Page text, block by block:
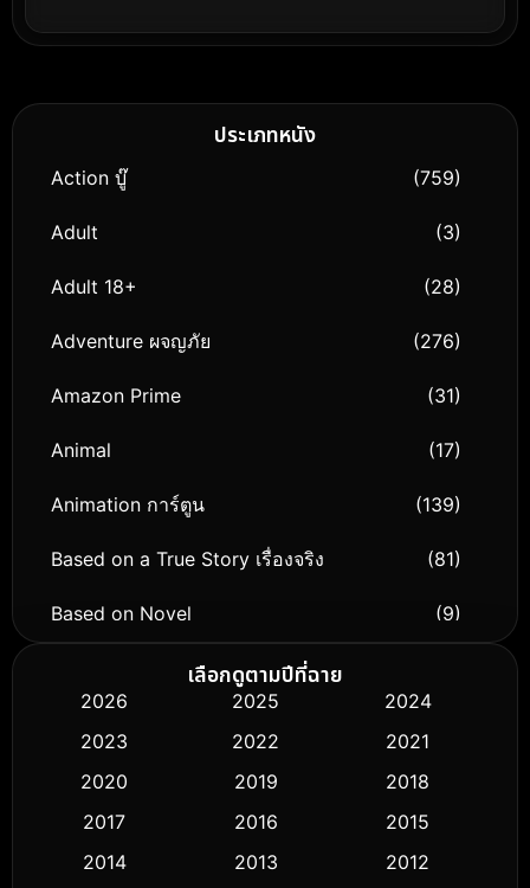
ประเภทหนัง
Action บู๊ (759)
Adult (3)
Adult 18+ (28)
Adventure ผจญภัย (276)
Amazon Prime (31)
Animal (17)
Animation การ์ตูน (139)
Based on a True Story เรื่องจริง (81)
Based on Novel (9)
Biography ชีวิตจริง
Classic หนังคลาสสิก (50)
Comedy ตลก (443)
เลือกดูตามปีที่ฉาย
2026 2025
2024
2023
2022
2021
2020
2019
2018
2017
2016
2015
2014
2013
2012